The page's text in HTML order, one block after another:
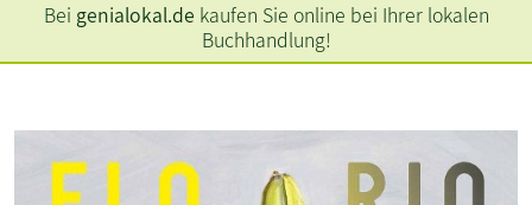
Bei genialokal.de kaufen Sie online bei Ihrer lokalen
Buchhandlung!